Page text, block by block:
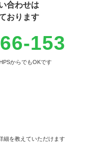
合わせは
おります
153
からでもOKです
細を教えていただけます